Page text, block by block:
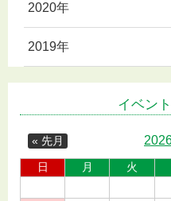
2020年
2019年
イベン
« 先月
日 月 火